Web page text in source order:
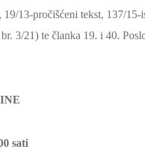
13-pročišćeni tekst, 137/
3/21) te članka 19. i 40.
sati